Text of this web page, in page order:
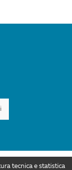
tecnica e statistica